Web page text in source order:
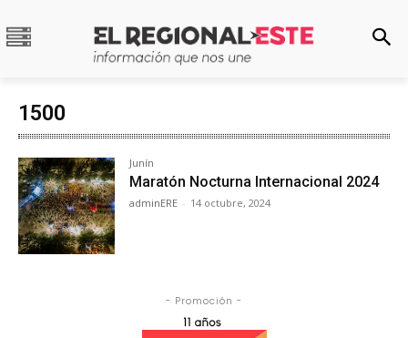
1500
Junín
Maratón Nocturna Internacional 2024
adminERE - 14 octubre, 2024
- Promoción -